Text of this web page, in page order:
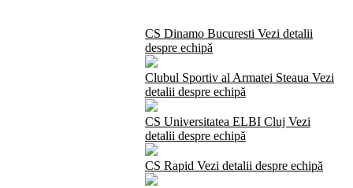
CS Dinamo Bucuresti Vezi detalii
despre echipă
Clubul Sportiv al Armatei Steaua Vezi
detalii despre echipă
CS Universitatea ELBI Cluj Vezi
detalii despre echipă
CS Rapid Vezi detalii despre echipă